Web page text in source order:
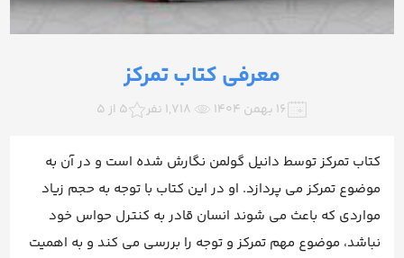
معرفی کتاب تمرکز
۱۶ بهمن ۱۴۰۴ 1,718 نفر 5 از 5
کتاب تمرکز توسط دانیل گولمن نگارش شده است و در آن به
موضوع تمرکز می پردازد. او در این کتاب با توجه به حجم زیاد
مواردی که باعث می شوند انسان قادر به کنترل حواس خود
نباشد، موضوع مهم تمرکز و توجه را بررسی می کند و به اهمیت